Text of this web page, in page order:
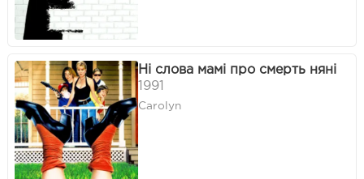
Ні слова мамі про смерть няні
1991
Carolyn